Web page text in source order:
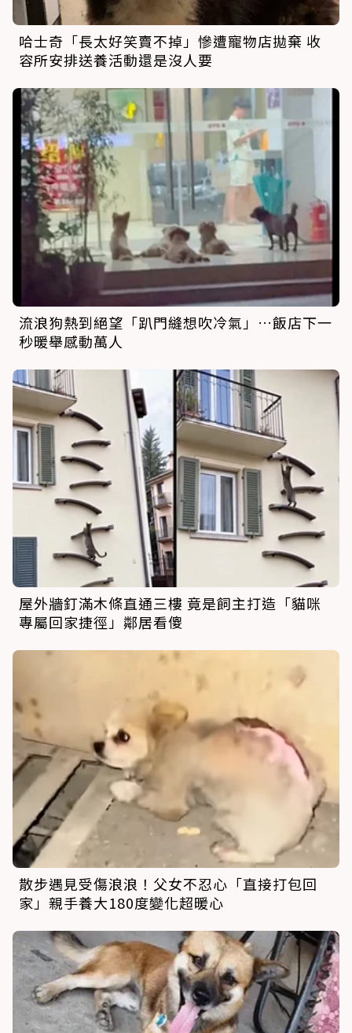
哈士奇「長太好笑賣不掉」慘遭寵物店拋棄 收
容所安排送養活動還是沒人要
流浪狗熱到絕望「趴門縫想吹冷氣」…飯店下一
秒暖舉感動萬人
屋外牆釘滿木條直通三樓 竟是飼主打造「貓咪
專屬回家捷徑」鄰居看傻
散步遇見受傷浪浪！父女不忍心「直接打包回
家」親手養大180度變化超暖心